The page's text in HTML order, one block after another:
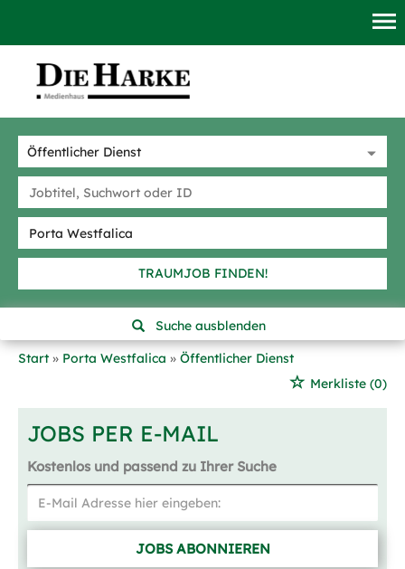
TRAUMJOB FINDEN!
Suche ausblenden
Start
Porta Westfalica
Öffentlicher Dienst
Merkliste (0)
JOBS PER E-MAIL
Kostenlos und passend zu Ihrer Suche
JOBS ABONNIEREN